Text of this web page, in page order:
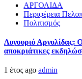
ΑΡΓΟΛΙΔΑ
Περιφέρεια
Πολιτισμός
Λυγουριό Αργολίδας:
αποκριάτικες
1 έτος ago admin